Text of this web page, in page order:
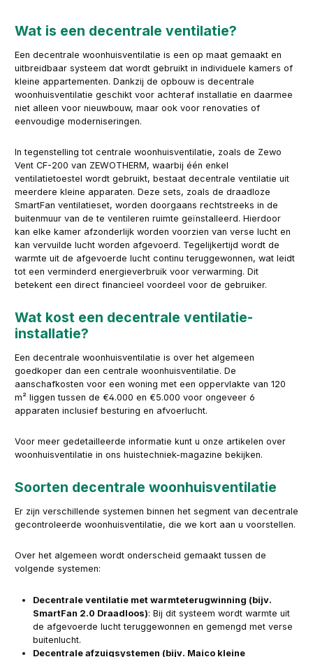
Wat is een decentrale ventilatie?
Een decentrale woonhuisventilatie is een op maat gemaakt en
uitbreidbaar systeem dat wordt gebruikt in individuele kamers of
kleine appartementen. Dankzij de opbouw is decentrale
woonhuisventilatie geschikt voor achteraf installatie en daarmee
niet alleen voor nieuwbouw, maar ook voor renovaties of
eenvoudige moderniseringen.
In tegenstelling tot centrale woonhuisventilatie, zoals de Zewo
Vent CF-200 van ZEWOTHERM, waarbij één enkel
ventilatietoestel wordt gebruikt, bestaat decentrale ventilatie uit
meerdere kleine apparaten. Deze sets, zoals de draadloze
SmartFan ventilatieset, worden doorgaans rechtstreeks in de
buitenmuur van de te ventileren ruimte geïnstalleerd. Hierdoor
kan elke kamer afzonderlijk worden voorzien van verse lucht en
kan vervuilde lucht worden afgevoerd. Tegelijkertijd wordt de
warmte uit de afgevoerde lucht continu teruggewonnen, wat leidt
tot een verminderd energieverbruik voor verwarming. Dit
betekent een direct financieel voordeel voor de gebruiker.
Wat kost een decentrale ventilatie-
installatie?
Een decentrale woonhuisventilatie is over het algemeen
goedkoper dan een centrale woonhuisventilatie. De
aanschafkosten voor een woning met een oppervlakte van 120
m² liggen tussen de €4.000 en €5.000 voor ongeveer 6
apparaten inclusief besturing en afvoerlucht.
Voor meer gedetailleerde informatie kunt u onze artikelen over
woonhuisventilatie in ons huistechniek-magazine bekijken.
Soorten decentrale woonhuisventilatie
Er zijn verschillende systemen binnen het segment van decentrale
gecontroleerde woonhuisventilatie, die we kort aan u voorstellen.
Over het algemeen wordt onderscheid gemaakt tussen de
volgende systemen:
Decentrale ventilatie met warmteterugwinning (bijv.
SmartFan 2.0 Draadloos): Bij dit systeem wordt warmte uit
de afgevoerde lucht teruggewonnen en gemengd met verse
buitenlucht.
Decentrale afzuigsystemen (bijv. Maico kleine